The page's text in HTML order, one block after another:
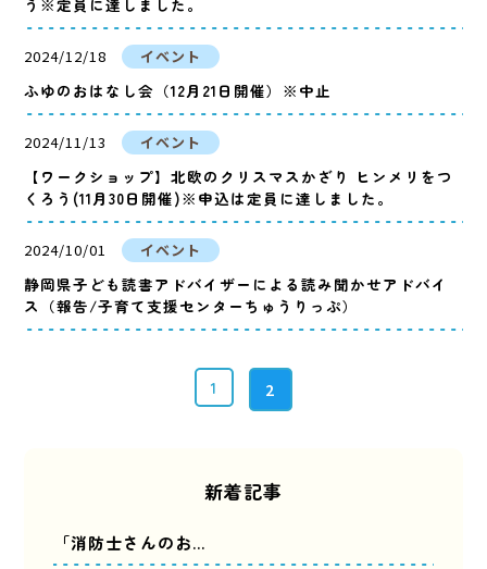
2024/12/18 イベント
ふゆのおはなし会（12月21日開催）※中止
2024/11/13 イベント
【ワークショップ】北欧のクリスマスかざり ヒンメリをつ
くろう(11月30日開催)※申込は定員に達しました。
2024/10/01 イベント
静岡県子ども読書アドバイザーによる読み聞かせアドバイ
ス（報告/子育て支援センターちゅうりっぷ）
1 2
新着記事
「消防士さんのお…